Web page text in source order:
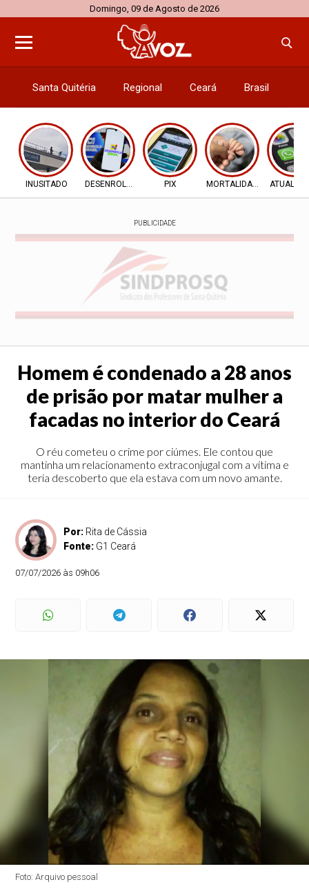
Domingo, 09 de Agosto de 2026
Santa Quitéria Regional Ceará Brasil
INUSITADO DESENROLA 2.0 PIX MORTALIDADE INFANTIL
PUBLICIDADE
Homem é condenado a 28 anos
de prisão por matar mulher a
facadas no interior do Ceará
O réu cometeu o crime por ciúmes. Ele contou que
mantinha um relacionamento extraconjugal com a vítima e
teria descoberto que ela estava com um novo amante.
Por: Rita de Cássia
Fonte: G1 Ceará
07/07/2026 às 09h06
Foto: Arquivo pessoal